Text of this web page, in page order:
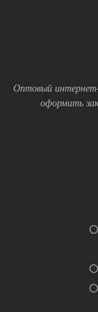
Оптовый
оформить